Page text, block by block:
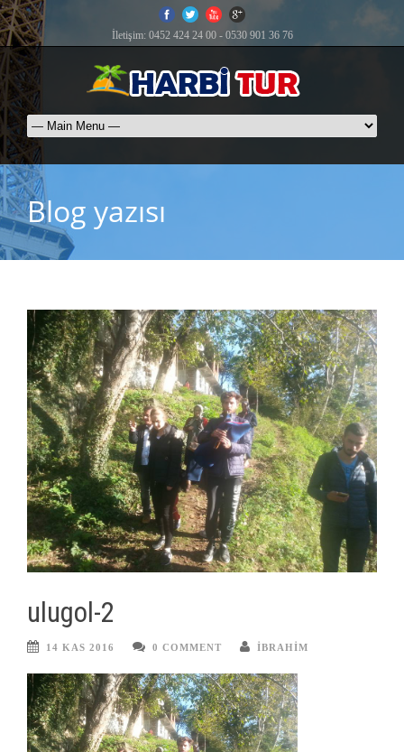
İletişim: 0452 424 24 00 - 0530 901 36 76
Blog yazısı
ulugol-2
14 KAS 2016 0 COMMENT IBRAHIM